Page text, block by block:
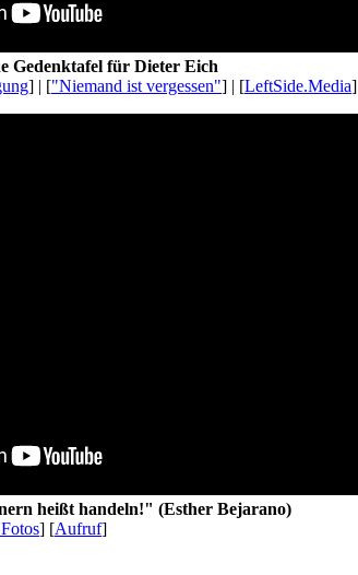
Gedenktafel für Dieter Eich
] | ["Niemand ist vergessen"] | [LeftSide.Media]
heißt handeln!" (Esther Bejarano)
] [Aufruf]